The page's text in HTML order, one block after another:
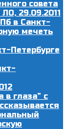
совета
29.09.2011
в Санкт-
мечеть
Петербурге
в глаза” с